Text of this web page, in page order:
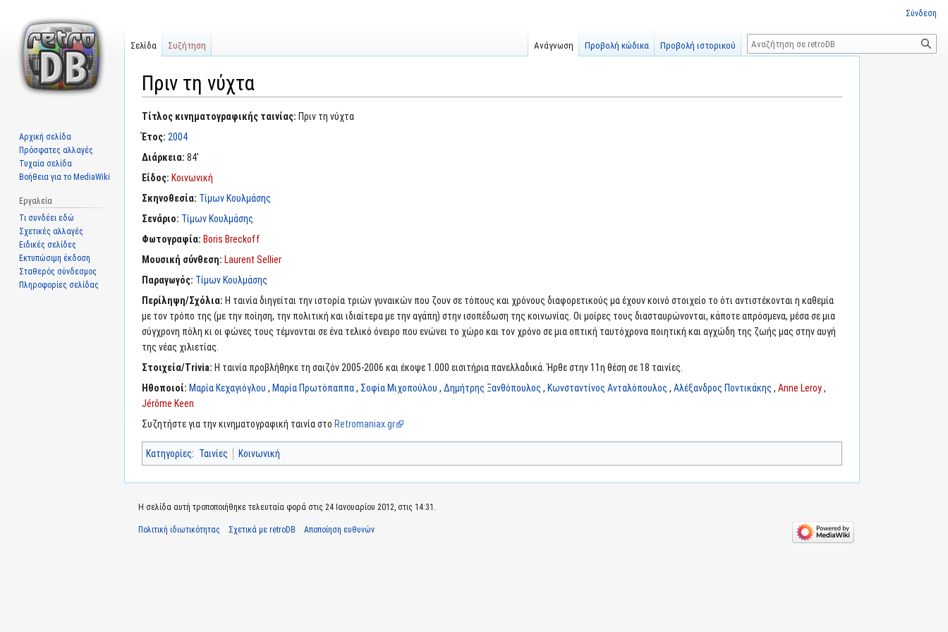
Πριν τη νύχτα
Μετάβαση
στην
Πήδηση
στην
Τίτλος κινηματογραφικής ταινίας: Πριν τη νύχτα
Έτος: 2004
Διάρκεια: 84'
Είδος: Κοινωνική
Σκηνοθεσία: Τίμων Κουλμάσης
Σενάριο: Τίμων Κουλμάσης
Φωτογραφία: Boris Breckoff
Μουσική σύνθεση: Laurent Sellier
Παραγωγός: Τίμων Κουλμάσης
Περίληψη/Σχόλια: Η ταινία διηγείται την ιστορία τριών γυναικών που ζουν σε τόπους και χρόνους διαφορετικούς μα έχουν κοινό στοιχείο το ότι αντιστέκονται η καθεμία
με τον τρόπο της (με την ποίηση, την πολιτική και ιδιαίτερα με την αγάπη) στην ισοπέδωση της κοινωνίας. Οι μοίρες τους διασταυρώνονται, κάποτε απρόσμενα, μέσα σε μια
σύγχρονη πόλη κι οι φώνες τους τέμνονται σε ένα τελικό όνειρο που ενώνει το χώρο και τον χρόνο σε μια οπτική ταυτόχρονα ποιητική και αγχώδη της ζωής μας στην αυγή
της νέας χιλιετίας.
Στοιχεία/Trivia: Η ταινία προβλήθηκε τη σαιζόν 2005-2006 και έκοψε 1.000 εισιτήρια πανελλαδικά. Ήρθε στην 11η θέση σε 18 ταινίες.
Ηθοποιοί: Μαρία Κεχαγιόγλου , Μαρία Πρωτόπαππα, Σοφία Μιχοπούλου , Δημήτρης Ξανθόπουλος , Κωνσταντίνος Ανταλόπουλος , Αλέξανδρος Ποντικάκης , Anne Leroy,
Jérôme Keen
Συζητήστε για την κινηματογραφική ταινία στο Retromaniax.gr
Κατηγορίες: Ταινίες Κοινωνική
Σύνδεση
Σελίδα Συζήτηση Ανάγνωση Προβολή κώδικα Προβολή ιστορικού
Αναζήτηση
Αρχική σελίδα
Πρόσφατες αλλαγές
Τυχαία σελίδα
Βοήθεια για το MediaWiki
Εργαλεία
Τι συνδέει εδώ
Σχετικές αλλαγές
Ειδικές σελίδες
Εκτυπώσιμη έκδοση
Σταθερός σύνδεσμος
Πληροφορίες σελίδας
Η σελίδα αυτή τροποποιήθηκε τελευταία φορά στις 24 Ιανουαρίου 2012, στις 14:31.
Πολιτική ιδιωτικότητας Σχετικά με retroDB Αποποίηση ευθυνών